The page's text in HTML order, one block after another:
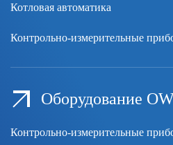
Котловая автоматика
Контрольно-измерительные
Оборудование
Контрольно-измерительные